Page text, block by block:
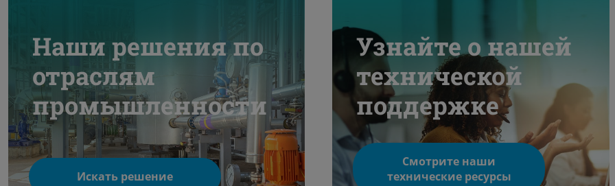
Наши решения по
отраслям
промышленности
Искать решение
Узнайте о нашей
технической
поддержке
Смотрите наши
технические ресурсы